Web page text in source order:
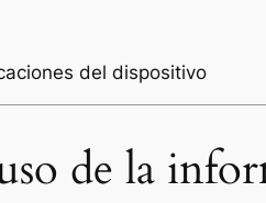
del dispositivo
de la